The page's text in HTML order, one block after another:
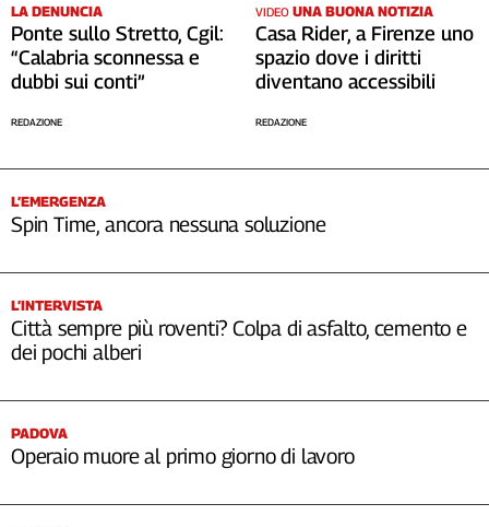
LA DENUNCIA
Ponte sullo Stretto, Cgil:
“Calabria sconnessa e
dubbi sui conti”
REDAZIONE
VIDEO UNA BUONA NOTIZIA
Casa Rider, a Firenze uno
spazio dove i diritti
diventano accessibili
REDAZIONE
L’EMERGENZA
Spin Time, ancora nessuna soluzione
L’INTERVISTA
Città sempre più roventi? Colpa di asfalto, cemento e
dei pochi alberi
PADOVA
Operaio muore al primo giorno di lavoro